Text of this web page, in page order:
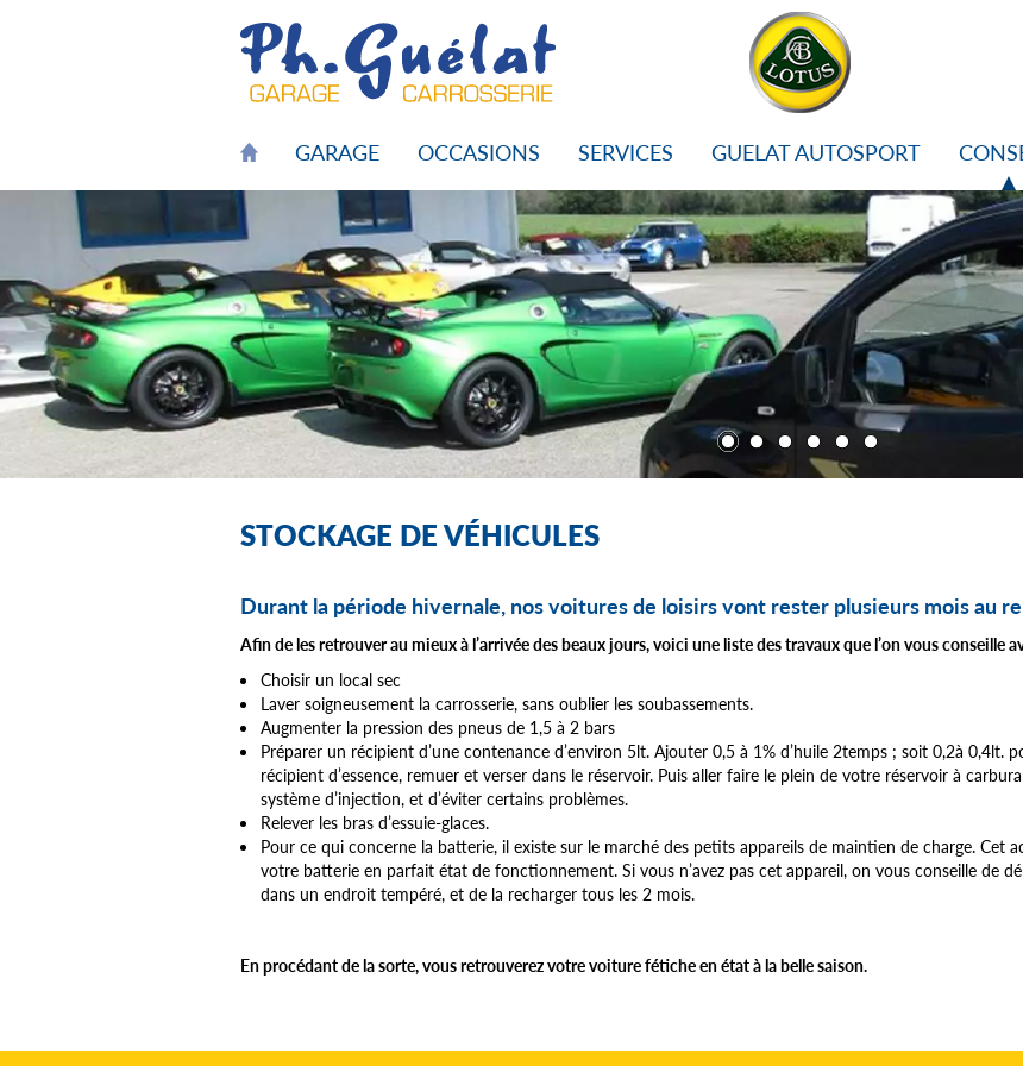
GARAGE OCCASIONS SERVICES GUELAT AUTOSPORT
STOCKAGE DE VÉHICULES
Durant la période hivernale, nos voitures de loisirs vont rester plusieurs mois au
Afin de les retrouver au mieux à l’arrivée des beaux jours, voici une liste des travaux que l’on vous conseille
Choisir un local sec
Laver soigneusement la carrosserie, sans oublier les soubassements.
Augmenter la pression des pneus de 1,5 à 2 bars
Préparer un récipient d’une contenance d’environ 5lt. Ajouter 0,5 à 1% d’huile 2temps ; soit 0,2à 0,4lt.
récipient d’essence, remuer et verser dans le réservoir. Puis aller faire le plein de votre réservoir à
système d’injection, et d’éviter certains problèmes.
Relever les bras d’essuie-glaces.
Pour ce qui concerne la batterie, il existe sur le marché des petits appareils de maintien de charge. Cet
votre batterie en parfait état de fonctionnement. Si vous n’avez pas cet appareil, on vous conseille de
dans un endroit tempéré, et de la recharger tous les 2 mois.
En procédant de la sorte, vous retrouverez votre voiture fétiche en état à la belle saison.